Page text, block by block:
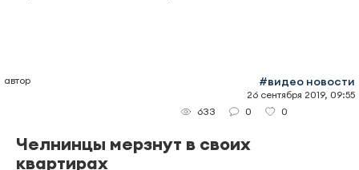
автор #видео новости
26 сентября 2019, 09:55
633
0 0
Челнинцы мерзнут в своих
квартирах